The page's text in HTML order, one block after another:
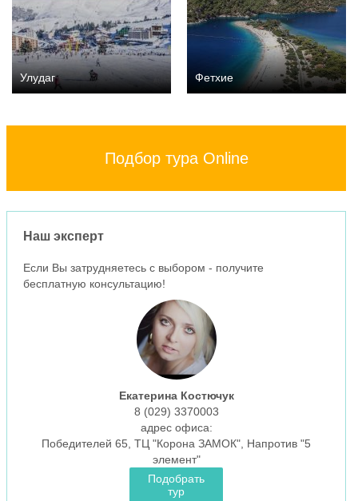
Улудаг Фетхие
Подбор тура Online
Наш эксперт
Если Вы затрудняетесь с выбором - получите
бесплатную консультацию!
Екатерина Костючук
8 (029) 3370003
aдрес офиса:
Победителей 65, ТЦ "Корона ЗАМОК", Напротив "5
элемент"
Подобрать
тур